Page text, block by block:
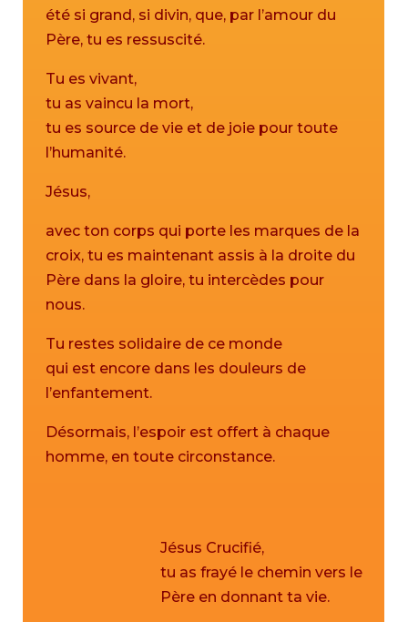
été si grand, si divin, que, par l’amour du
Père, tu es ressuscité.
Tu es vivant,
tu as vaincu la mort,
tu es source de vie et de joie pour toute
l’humanité.
Jésus,
avec ton corps qui porte les marques de la
croix, tu es maintenant assis à la droite du
Père dans la gloire, tu intercèdes pour
nous.
Tu restes solidaire de ce monde
qui est encore dans les douleurs de
l’enfantement.
Désormais, l’espoir est offert à chaque
homme, en toute circonstance.
Jésus Crucifié,
tu as frayé le chemin vers le
Père en donnant ta vie.